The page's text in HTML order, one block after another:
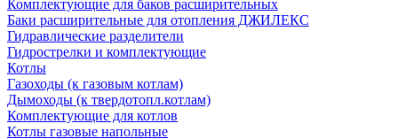
Комплектующие для баков расширительных
Баки расширительные для отопления ДЖИЛЕКС
Гидравлические разделители
Гидрострелки и комплектующие
Котлы
Газоходы (к газовым котлам)
Дымоходы (к твердотопл.котлам)
Комплектующие для котлов
Котлы газовые напольные